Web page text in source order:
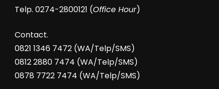
Telp. 0274-2800121 (Office Hour)
Contact.
0821 1346 7472 (WA/Telp/SMS)
0812 2880 7474 (WA/Telp/SMS)
0878 7722 7474 (WA/Telp/SMS)